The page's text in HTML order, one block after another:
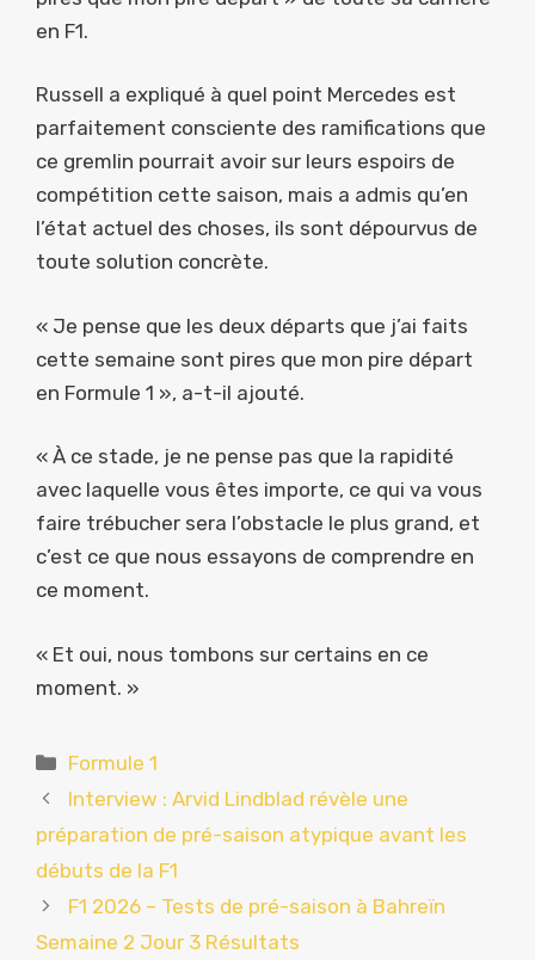
en F1.
Russell a expliqué à quel point Mercedes est
parfaitement consciente des ramifications que
ce gremlin pourrait avoir sur leurs espoirs de
compétition cette saison, mais a admis qu’en
l’état actuel des choses, ils sont dépourvus de
toute solution concrète.
« Je pense que les deux départs que j’ai faits
cette semaine sont pires que mon pire départ
en Formule 1 », a-t-il ajouté.
« À ce stade, je ne pense pas que la rapidité
avec laquelle vous êtes importe, ce qui va vous
faire trébucher sera l’obstacle le plus grand, et
c’est ce que nous essayons de comprendre en
ce moment.
« Et oui, nous tombons sur certains en ce
moment. »
Catégories
Formule 1
Interview : Arvid Lindblad révèle une
préparation de pré-saison atypique avant les
débuts de la F1
F1 2026 – Tests de pré-saison à Bahreïn
Semaine 2 Jour 3 Résultats